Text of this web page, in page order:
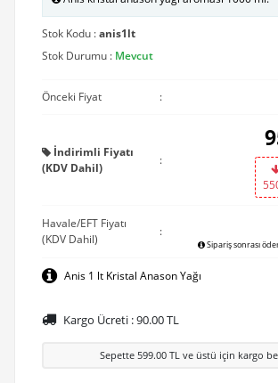
Stok Kodu :anis1lt
Stok Durumu : Mevcut
Önceki Fiyat :
İndirimli Fiyatı
(KDV Dahil)
:
Havale/EFT Fiyatı
(KDV Dahil)
:
Sipariş sonrası
Anis 1 lt Kristal Anason Yağı
Kargo Ücreti :90.00TL
Sepette 599.00TL ve üstü için kargo